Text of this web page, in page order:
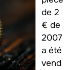
de 2
€ de
2007
a été
vend